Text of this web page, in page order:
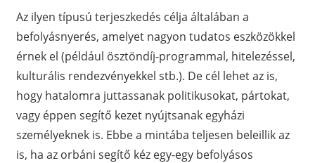
Az ilyen típusú terjeszkedés célja általában a
befolyásnyerés, amelyet nagyon tudatos eszközökkel
érnek el (például ösztöndíj-programmal, hitelezéssel,
kulturális rendezvényekkel stb.). De cél lehet az is,
hogy hatalomra juttassanak politikusokat, pártokat,
vagy éppen segítő kezet nyújtsanak egyházi
személyeknek is. Ebbe a mintába teljesen beleillik az
is, ha az orbáni segítő kéz egy-egy befolyásos